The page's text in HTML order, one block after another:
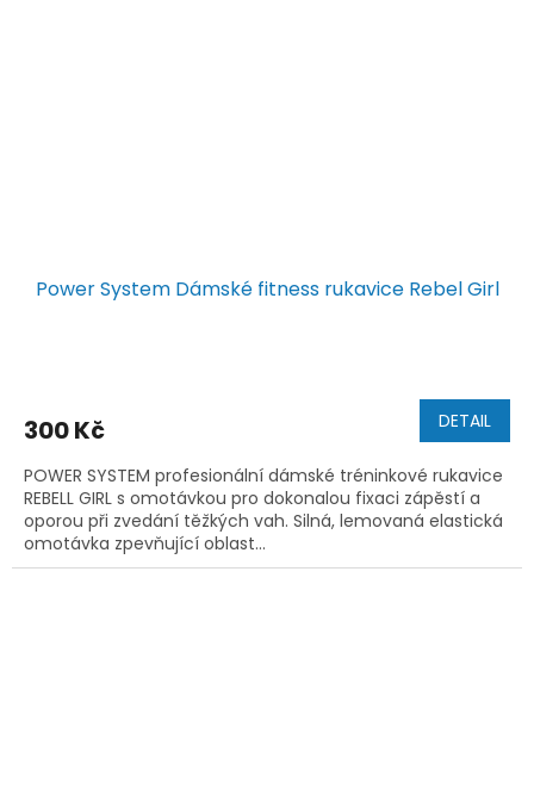
Power System Dámské fitness rukavice Rebel Girl
300 Kč DETAIL
POWER SYSTEM profesionální dámské tréninkové rukavice
REBELL GIRL s omotávkou pro dokonalou fixaci zápěstí a
oporou při zvedání těžkých vah. Silná, lemovaná elastická
omotávka zpevňující oblast...